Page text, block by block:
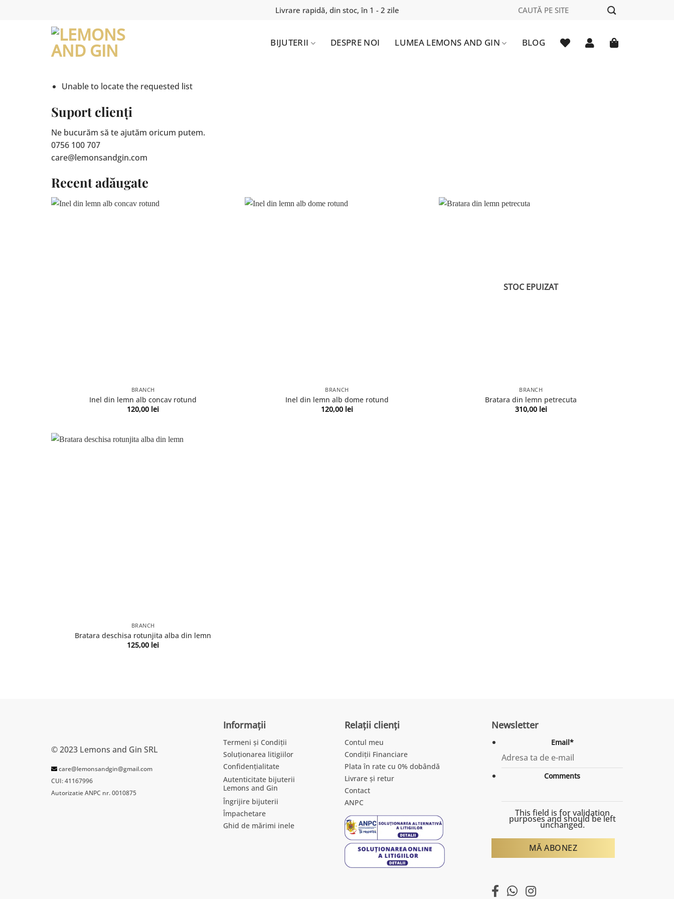
Livrare rapidă, din stoc, în 1 - 2 zile
Caută
după:
BIJUTERII DESPRE NOI LUMEA LEMONS AND GIN BLOG
Unable to locate the requested list
Suport clienți
Ne bucurăm să te ajutăm oricum putem.
0756 100 707
care@lemonsandgin.com
Recent adăugate
BRANCH
Inel din lemn alb concav rotund
120,00 lei
BRANCH
Inel din lemn alb dome rotund
120,00 lei
STOC EPUIZAT
BRANCH
Bratara din lemn petrecuta
310,00 lei
BRANCH
Bratara deschisa rotunjita alba din lemn
125,00 lei
© 2023 Lemons and Gin SRL
care@lemonsandgin@gmail.com
CUI: 41167996
Autorizatie ANPC nr. 0010875
Informații
Termeni și Condiții
Soluționarea litigiilor
Confidențialitate
Autenticitate bijuterii
Lemons and Gin
Îngrijire bijuterii
Împachetare
Ghid de mărimi inele
Relații clienți
Contul meu
Condiții Financiare
Plata în rate cu 0% dobândă
Livrare și retur
Contact
ANPC
Newsletter
Email*
Comments
This field is for validation
purposes and should be left
unchanged.